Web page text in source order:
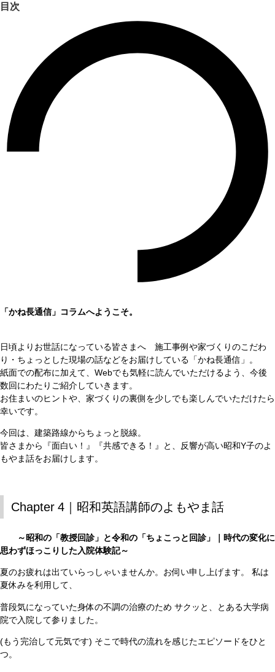
目次
「かね長通信」コラムへようこそ。
日頃よりお世話になっている皆さまへ 施工事例や家づくりのこだわ
り・ちょっとした現場の話などをお届けしている「かね長通信」。
紙面での配布に加えて、Webでも気軽に読んでいただけるよう、今後
数回にわたりご紹介していきます。
お住まいのヒントや、家づくりの裏側を少しでも楽しんでいただけたら
幸いです。
今回は、建築路線からちょっと脱線。
皆さまから『面白い！』『共感できる！』と、反響が高い昭和Y子のよ
もやま話をお届けします。
Chapter 4｜昭和英語講師のよもやま話
～昭和の「教授回診」と令和の「ちょこっと回診」｜時代の変化に
思わずほっこりした入院体験記～
夏のお疲れは出ていらっしゃいませんか。お伺い申し上げます。 私は
夏休みを利用して、
普段気になっていた身体の不調の治療のため サクッと、とある大学病
院で入院して参りました。
(もう完治して元気です) そこで時代の流れを感じたエピソードをひと
つ。